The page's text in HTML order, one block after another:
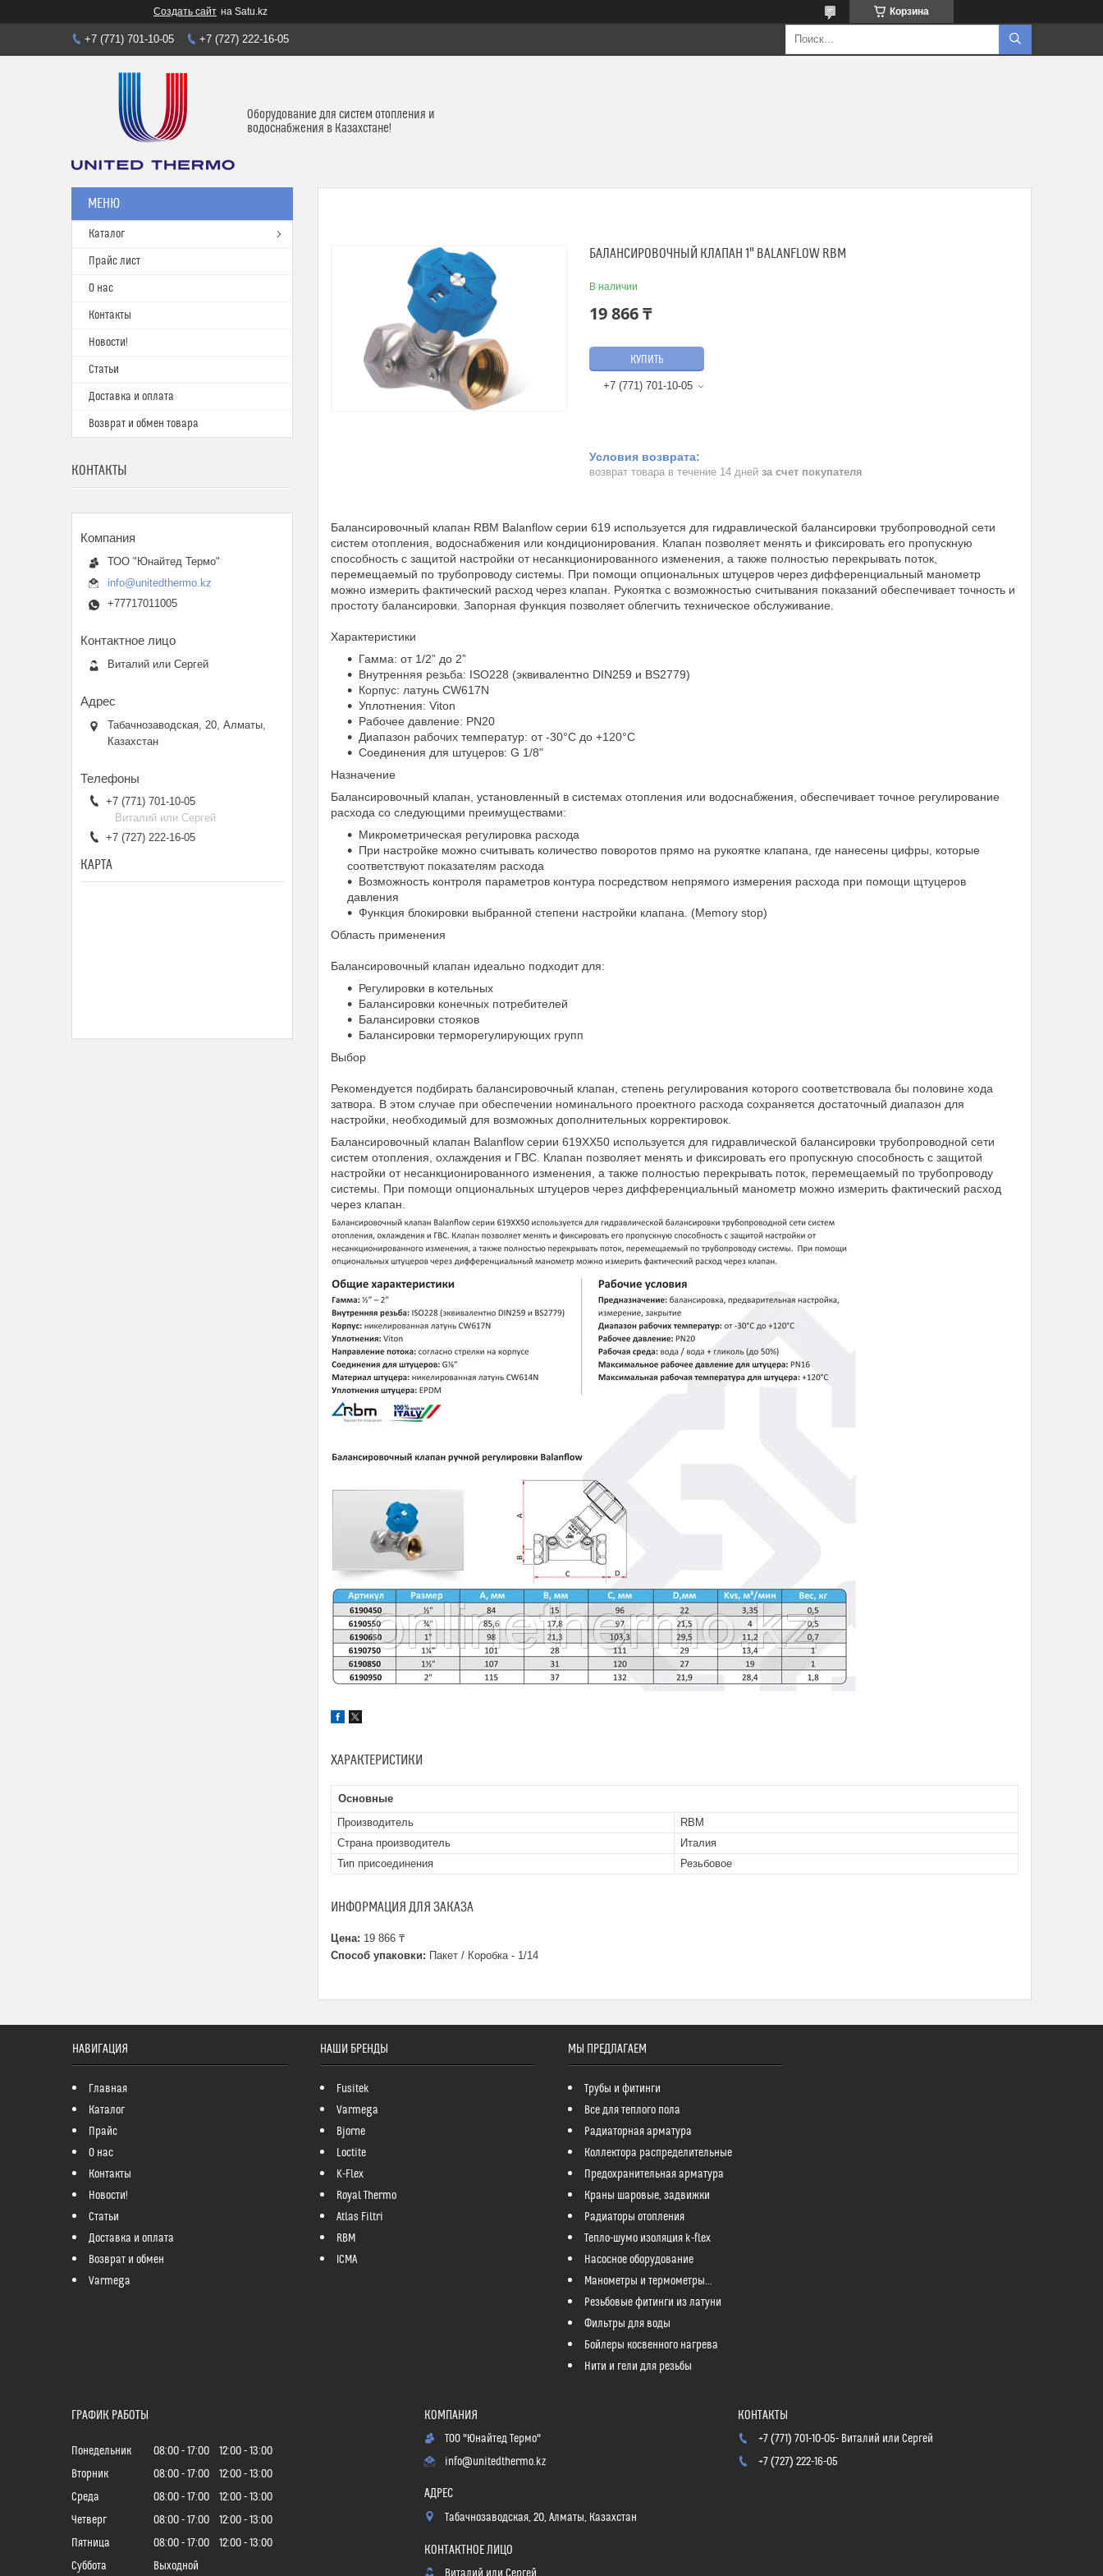
Создать сайт на Satu.kz Корзина
+7 (771) 701-10-05 +7 (727) 222-16-05
Оборудование для систем отопления и
водоснабжения в Казахстане!
БАЛАНСИРОВОЧНЫЙ КЛАПАН 1" BALANFLOW RBM
В наличии
19 866 ₸
КУПИТЬ
+7 (771) 701-10-05
возврат товара в течение 14 дней за счет покупателя
Балансировочный клапан RBM Balanflow серии 619 используется для гидравлической балансировки трубопроводной сети
систем отопления, водоснабжения или кондиционирования. Клапан позволяет менять и фиксировать его пропускную
способность с защитой настройки от несанкционированного изменения, а также полностью перекрывать поток,
перемещаемый по трубопроводу системы. При помощи опциональных штуцеров через дифференциальный манометр
можно измерить фактический расход через клапан. Рукоятка с возможностью считывания показаний обеспечивает точность и
простоту балансировки. Запорная функция позволяет облегчить техническое обслуживание.
Характеристики
Гамма: от 1/2” до 2”
Внутренняя резьба: ISO228 (эквивалентно DIN259 и BS2779)
Корпус: латунь CW617N
Уплотнения: Viton
Рабочее давление: PN20
Диапазон рабочих температур: от -30°С до +120°С
Соединения для штуцеров: G 1/8"
Назначение
Балансировочный клапан, установленный в системах отопления или водоснабжения, обеспечивает точное регулирование
расхода со следующими преимуществами:
Микрометрическая регулировка расхода
При настройке можно считывать количество поворотов прямо на рукоятке клапана, где нанесены цифры, которые
соответствуют показателям расхода
Возможность контроля параметров контура посредством непрямого измерения расхода при помощи щтуцеров
давления
Функция блокировки выбранной степени настройки клапана. (Memory stop)
Область применения
Балансировочный клапан идеально подходит для:
Регулировки в котельных
Балансировки конечных потребителей
Балансировки стояков
Балансировки терморегулирующих групп
Выбор
Рекомендуется подбирать балансировочный клапан, степень регулирования которого соответствовала бы половине хода
затвора. В этом случае при обеспечении номинального проектного расхода сохраняется достаточный диапазон для
настройки, необходимый для возможных дополнительных корректировок.
Балансировочный клапан Balanflow серии 619XX50 используется для гидравлической балансировки трубопроводной сети
систем отопления, охлаждения и ГВС. Клапан позволяет менять и фиксировать его пропускную способность с защитой
настройки от несанкционированного изменения, а также полностью перекрывать поток, перемещаемый по трубопроводу
системы. При помощи опциональных штуцеров через дифференциальный манометр можно измерить фактический расход
через клапан.
ХАРАКТЕРИСТИКИ
Основные
Производитель
RBM
Страна производитель
Италия
Тип присоединения
Резьбовое
ИНФОРМАЦИЯ ДЛЯ ЗАКАЗА
Цена: 19 866 ₸
Способ упаковки: Пакет / Коробка - 1/14
Каталог
Прайс лист
О нас
Контакты
Новости!
Статьи
Доставка и оплата
Возврат и обмен товара
КОНТАКТЫ
ТОО "Юнайтед Термо"
info@unitedthermo.kz
+77717011005
Виталий или Сергей
Табачнозаводская, 20, Алматы,
Казахстан
+7 (771) 701-10-05
Виталий или Сергей
+7 (727) 222-16-05
КАРТА
НАВИГАЦИЯ
Главная
Каталог
Прайс
О нас
Контакты
Новости!
Статьи
Доставка и оплата
Возврат и обмен
Varmega
НАШИ БРЕНДЫ
Fusitek
Varmega
Bjorne
Loctite
K-Flex
Royal Thermo
Atlas Filtri
RBM
ICMA
МЫ ПРЕДЛАГАЕМ
Трубы и фитинги
Все для теплого пола
Радиаторная арматура
Коллектора распределительные
Предохранительная арматура
Краны шаровые, задвижки
Радиаторы отопления
Тепло-шумо изоляция k-flex
Насосное оборудование
Манометры и термометры...
Резьбовые фитинги из латуни
Фильтры для воды
Бойлеры косвенного нагрева
Нити и гели для резьбы
ГРАФИК РАБОТЫ
Понедельник 08:00 17:00 12:00
13:00
Вторник
08:00 17:00 12:00
13:00
Среда
08:00 17:00 12:00
13:00
Четверг
08:00 17:00 12:00
13:00
Пятница
08:00 17:00 12:00
13:00
Суббота
Выходной
ТОО "Юнайтед Термо"
info@unitedthermo.kz
Табачнозаводская, 20, Алматы, Казахстан
+7 (771) 701-10-05 Виталий или Сергей
+7 (727) 222-16-05